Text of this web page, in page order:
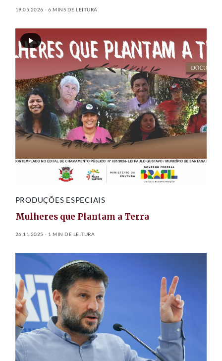
19.05.2026 6 MINS DE LEITURA
PRODUÇÕES ESPECIAIS
Mulheres que Plantam a Terra
26.11.2025 1 MIN DE LEITURA